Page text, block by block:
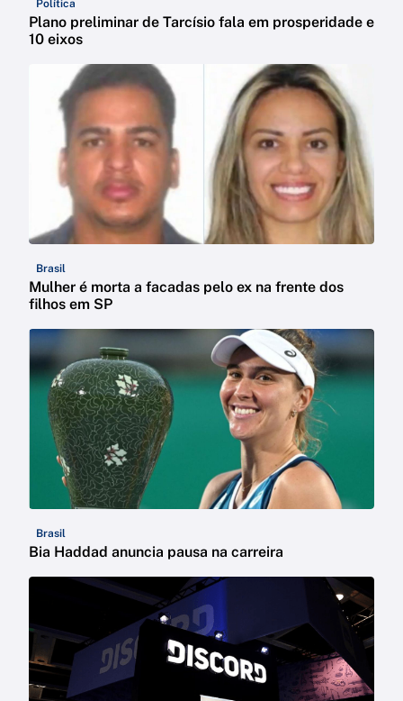
Política
Plano preliminar de Tarcísio fala em prosperidade e
10 eixos
Brasil
Mulher é morta a facadas pelo ex na frente dos
filhos em SP
Brasil
Bia Haddad anuncia pausa na carreira